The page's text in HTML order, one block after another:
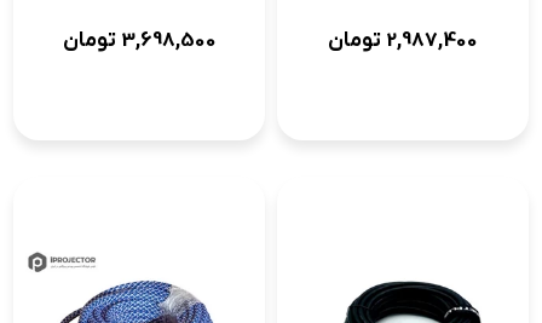
2,987,400 تومان 3,698,500 تومان